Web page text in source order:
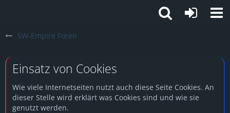
SW-Empire Foren
Einsatz von Cookies
Wie viele Internetseiten nutzt auch diese Seite Cookies. An
dieser Stelle wird erklärt was Cookies sind und wie sie
genutzt werden.